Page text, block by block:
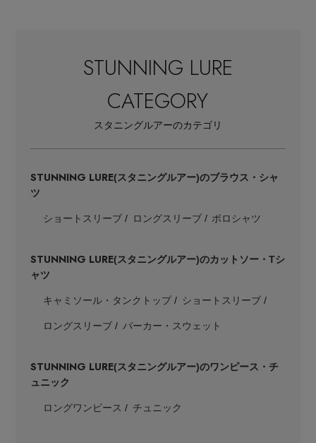
STUNNING LURE
CATEGORY
スタニングルアーのカテゴリ
STUNNING LURE(スタニングルアー)のブラウス・シャ
ツ
ショートスリーブ ロングスリーブ ポロシャツ
STUNNING LURE(スタニングルアー)のカットソー・Tシ
ャツ
キャミソール・タンクトップ ショートスリーブ
ロングスリーブ パーカー・スウェット
STUNNING LURE(スタニングルアー)のワンピース・チ
ュニック
ロングワンピース チュニック